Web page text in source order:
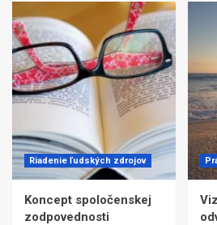
Riadenie ľudských zdrojov
Koncept spoločenskej
zodpovednosti